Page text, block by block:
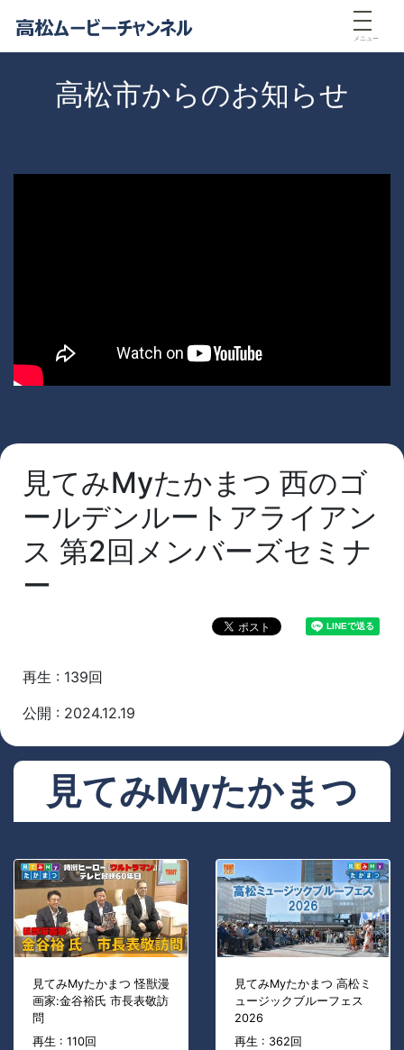
メニュー
高松市からのお知らせ
見てみMyたかまつ 西のゴ
ールデンルートアライアン
ス 第2回メンバーズセミナ
ー
再生 : 139回
公開 : 2024.12.19
見てみMyたかまつ
見てみMyたかまつ 怪獣漫
画家:金谷裕氏 市長表敬訪
問
再生 : 110回
見てみMyたかまつ 高松ミ
ュージックブルーフェス
2026
再生 : 362回